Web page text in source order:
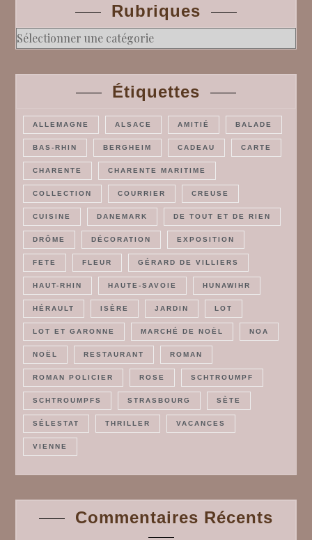
Rubriques
Rubriques
Étiquettes
ALLEMAGNE ALSACE AMITIÉ BALADE
BAS-RHIN BERGHEIM CADEAU CARTE
CHARENTE CHARENTE MARITIME
COLLECTION COURRIER CREUSE
CUISINE DANEMARK DE TOUT ET DE RIEN
DRÔME DÉCORATION EXPOSITION
FETE FLEUR GÉRARD DE VILLIERS
HAUT-RHIN HAUTE-SAVOIE HUNAWIHR
HÉRAULT ISÈRE JARDIN LOT
LOT ET GARONNE MARCHÉ DE NOËL NOA
NOËL RESTAURANT ROMAN
ROMAN POLICIER ROSE SCHTROUMPF
SCHTROUMPFS STRASBOURG SÈTE
SÉLESTAT THRILLER VACANCES
VIENNE
Commentaires Récents